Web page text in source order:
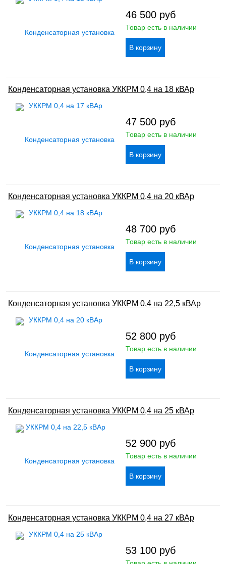
46 500 руб
Товар есть в наличии
Конденсаторная установка УККРМ 0,4 на 18 кВАр
47 500 руб
Товар есть в наличии
Конденсаторная установка УККРМ 0,4 на 20 кВАр
48 700 руб
Товар есть в наличии
Конденсаторная установка УККРМ 0,4 на 22,5 кВАр
52 800 руб
Товар есть в наличии
Конденсаторная установка УККРМ 0,4 на 25 кВАр
52 900 руб
Товар есть в наличии
Конденсаторная установка УККРМ 0,4 на 27 кВАр
53 100 руб